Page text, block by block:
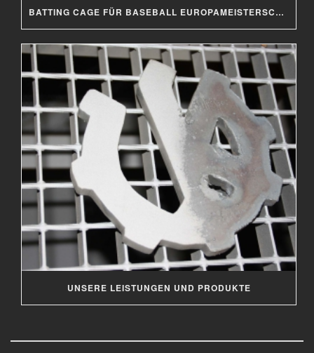
BATTING CAGE FÜR BASEBALL EUROPAMEISTERSCHAFT 2019
UNSERE LEISTUNGEN UND PRODUKTE